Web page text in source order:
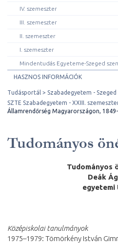
IV. szemeszter
III. szemeszter
II. szemeszter
I. szemeszter
Mindentudás Egyeteme-Szeged
HASZNOS INFORMÁCIÓK
Tudásportál Szabadegyetem - Szeged
SZTE Szabadegyetem - XXIII.
Államrendőrség Magyarországon,
Tudományos
Tudományos
Deák
egyetemi
Középiskolai tanulmányok
1975–1979: Tömörkény István